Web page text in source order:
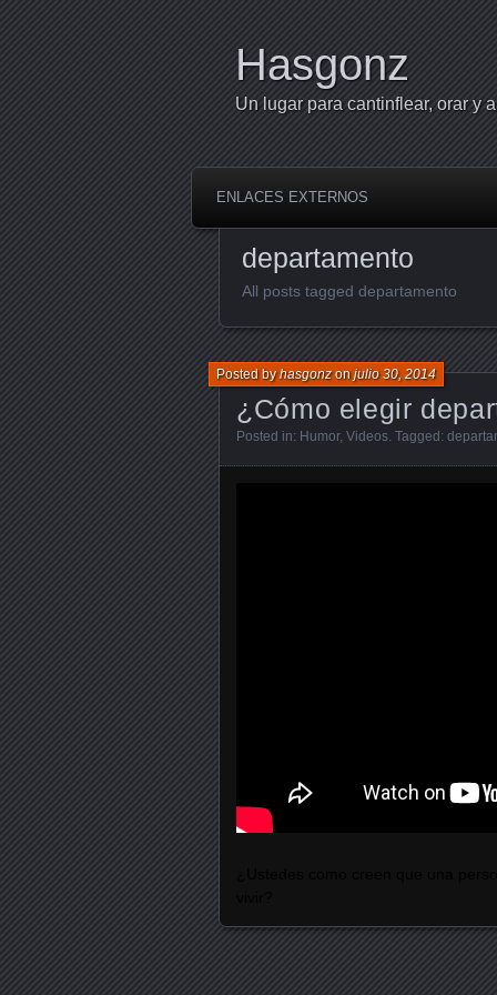
Hasgonz
Un lugar para cantinflear, orar y
ENLACES EXTERNOS
departamento
All posts tagged departamento
¿Cómo elegir
Posted byhasgonzonjulio 30, 2014
Posted in: Humor, Videos . Tagged: